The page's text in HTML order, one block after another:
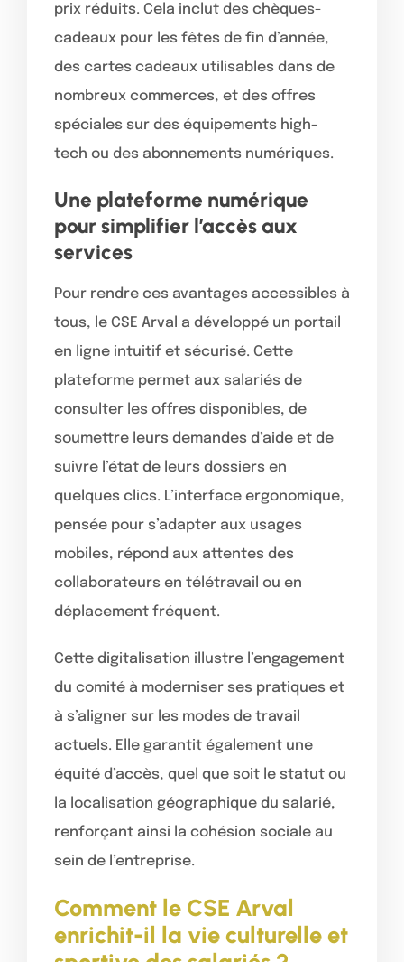
prix réduits. Cela inclut des chèques-
cadeaux pour les fêtes de fin d’année,
des cartes cadeaux utilisables dans de
nombreux commerces, et des offres
spéciales sur des équipements high-
tech ou des abonnements numériques.
Une plateforme numérique
pour simplifier l’accès aux
services
Pour rendre ces avantages accessibles à
tous, le CSE Arval a développé un portail
en ligne intuitif et sécurisé. Cette
plateforme permet aux salariés de
consulter les offres disponibles, de
soumettre leurs demandes d’aide et de
suivre l’état de leurs dossiers en
quelques clics. L’interface ergonomique,
pensée pour s’adapter aux usages
mobiles, répond aux attentes des
collaborateurs en télétravail ou en
déplacement fréquent.
Cette digitalisation illustre l’engagement
du comité à moderniser ses pratiques et
à s’aligner sur les modes de travail
actuels. Elle garantit également une
équité d’accès, quel que soit le statut ou
la localisation géographique du salarié,
renforçant ainsi la cohésion sociale au
sein de l’entreprise.
Comment le CSE Arval
enrichit-il la vie culturelle et